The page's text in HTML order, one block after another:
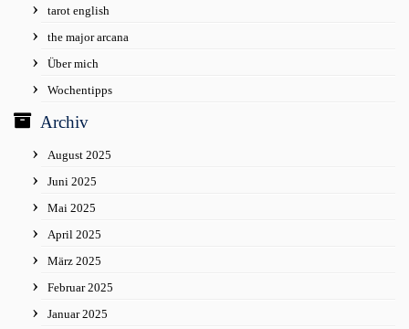
tarot english
the major arcana
Über mich
Wochentipps
Archiv
August 2025
Juni 2025
Mai 2025
April 2025
März 2025
Februar 2025
Januar 2025